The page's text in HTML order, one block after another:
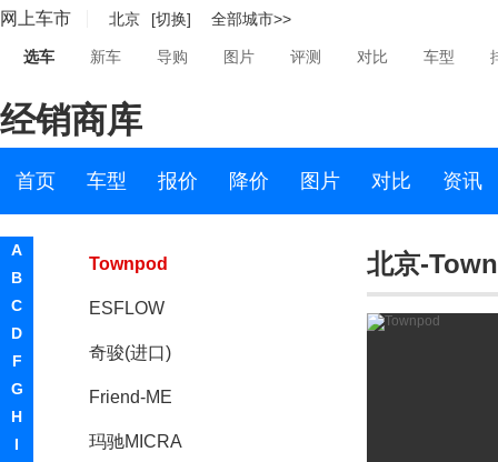
网上车市 北京 [切换] 全部城市>>
选车 新车 导购 图片 评测 对比 车型
经销商库
首页 车型 报价 降价 图片 对比 资讯
A
B
C
D
F
G
H
I
逍客(海外)
聆风
Juke
Townpod
ESFLOW
奇骏(进口)
Friend-ME
玛驰MICRA
北京-